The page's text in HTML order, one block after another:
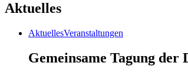
Aktuelles
AktuellesVeranstaltungen
Gemeinsame Tagung